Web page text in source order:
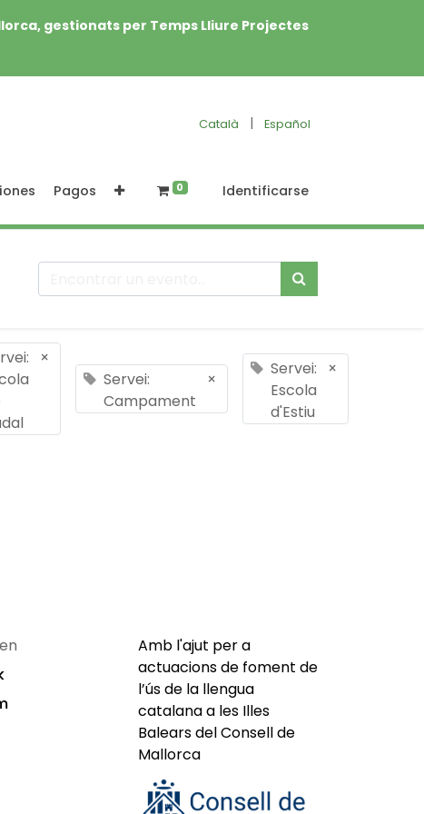
gestionats per Temps Lliure Projectes
Català | Español
Pagos 0 Identificarse
×
Servei:
Campament
×
Servei:
Escola
d'Estiu
×
Amb l'ajut per a
actuacions de foment de
l’ús de la llengua
catalana a les Illes
Balears del Consell de
Mallorca